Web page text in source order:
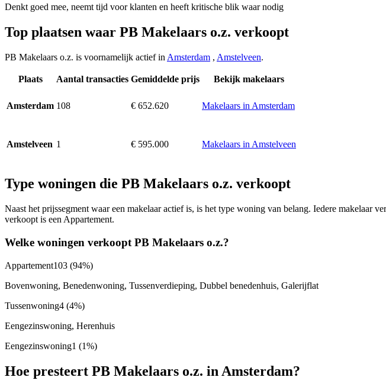
Denkt goed mee, neemt tijd voor klanten en heeft kritische blik waar nodig
Top plaatsen waar PB Makelaars o.z. verkoopt
PB Makelaars o.z. is voornamelijk actief in Amsterdam , Amstelveen.
Plaats Aantal transacties Gemiddelde prijs Bekijk makelaars
Amsterdam 108 € 652.620 Makelaars in Amsterdam
Amstelveen 1 € 595.000 Makelaars in Amstelveen
Type woningen die PB Makelaars o.z. verkoopt
Naast het prijssegment waar een makelaar actief is, is het type woning van belang. Iedere
verkoopt is een Appartement.
Welke woningen verkoopt PB Makelaars o.z.?
Appartement103 (94%)
Bovenwoning, Benedenwoning, Tussenverdieping, Dubbel benedenhuis, Galerijflat
Tussenwoning4 (4%)
Eengezinswoning, Herenhuis
Eengezinswoning1 (1%)
Hoe presteert PB Makelaars o.z. in Amsterdam?